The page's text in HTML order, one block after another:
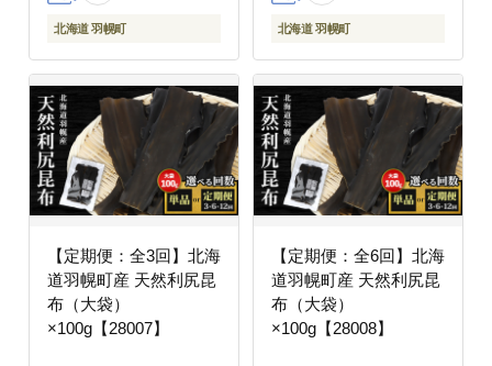
北海道 羽幌町 北海道 羽幌町
【定期便：全3回】北海
道羽幌町産 天然利尻昆
布（大袋）
×100g【28007】
【定期便：全6回】北海
道羽幌町産 天然利尻昆
布（大袋）
×100g【28008】